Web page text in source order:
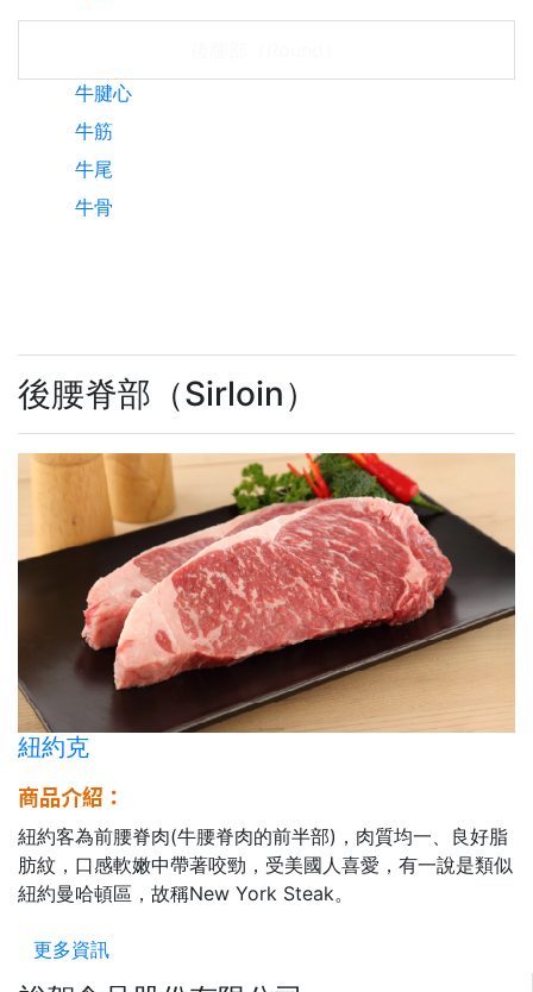
牛腱心
牛筋
牛尾
牛骨
後腰脊部（Sirloin）
紐約克
商品介紹：
紐約客為前腰脊肉(牛腰脊肉的前半部)，肉質均一、良好脂
肪紋，口感軟嫩中帶著咬勁，受美國人喜愛，有一說是類似
紐約曼哈頓區，故稱New York Steak。
更多資訊